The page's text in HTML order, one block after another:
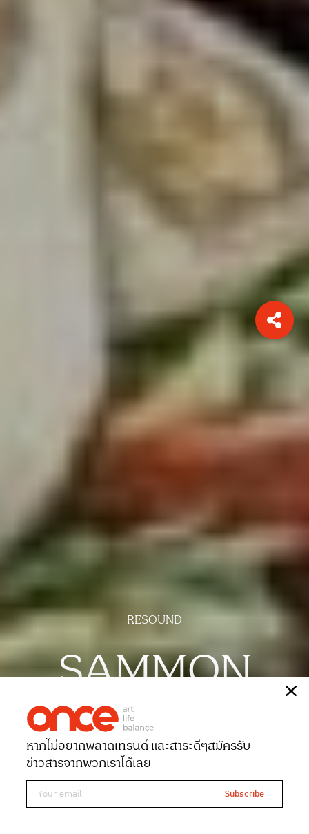
RESOUND
SAMMON
เรื่องสุภักดิภา พูลทรัพย์
ภาพฉัตรชัย มาตยภูธร
Date 06-08-2024Views 15634
หากไม่อยากพลาดเทรนด์ และสาระดีๆสมัครรับ
ข่าวสารจากพวกเราได้เลย